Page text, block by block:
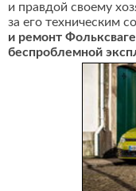
и правдой своему
за его техническим
и ремонт
беспроблемной